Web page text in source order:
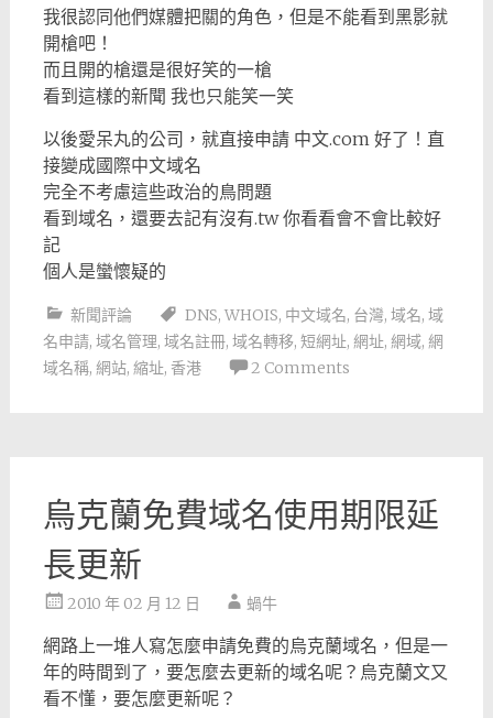
我很認同他們媒體把關的角色，但是不能看到黑影就
開槍吧！
而且開的槍還是很好笑的一槍
看到這樣的新聞 我也只能笑一笑
以後愛呆丸的公司，就直接申請 中文.com 好了！直
接變成國際中文域名
完全不考慮這些政治的鳥問題
看到域名，還要去記有沒有.tw 你看看會不會比較好
記
個人是蠻懷疑的
新聞評論 DNS, WHOIS, 中文域名, 台灣, 域名, 域
名申請, 域名管理, 域名註冊, 域名轉移, 短網址, 網址, 網域, 網
域名稱, 網站, 縮址, 香港 2 Comments
烏克蘭免費域名使用期限延
長更新
2010 年 02 月 12 日 蝸牛
網路上一堆人寫怎麼申請免費的烏克蘭域名，但是一
年的時間到了，要怎麼去更新的域名呢？烏克蘭文又
看不懂，要怎麼更新呢？